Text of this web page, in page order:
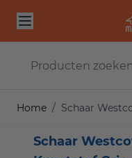
Producten zoeken...
Home / Schaar
Schaar